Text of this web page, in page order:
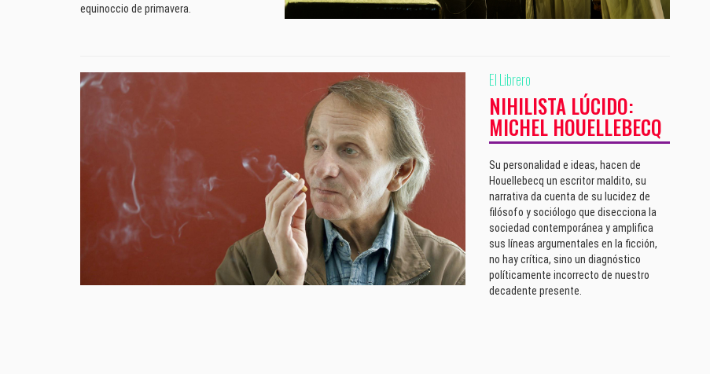
equinoccio de primavera.
El Librero
NIHILISTA LÚCIDO:
MICHEL HOUELLEBECQ
Su personalidad e ideas, hacen de
Houellebecq un escritor maldito, su
narrativa da cuenta de su lucidez de
filósofo y sociólogo que disecciona la
sociedad contemporánea y amplifica
sus líneas argumentales en la ficción,
no hay crítica, sino un diagnóstico
políticamente incorrecto de nuestro
decadente presente.